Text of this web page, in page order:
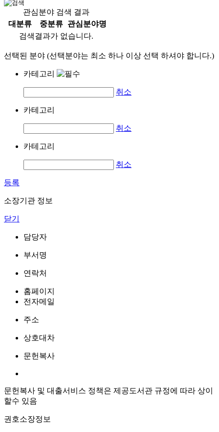
관심분야 검색 결과
대분류
중분류
관심분야명
검색결과가 없습니다.
선택된 분야 (선택분야는 최소 하나 이상 선택 하셔야 합니다.)
카테고리
취소
카테고리
취소
카테고리
취소
등록
소장기관 정보
닫기
담당자
부서명
연락처
홈페이지
전자메일
주소
상호대차
문헌복사
문헌복사 및 대출서비스 정책은 제공도서관 규정에 따라 상이
할수 있음
권호소장정보